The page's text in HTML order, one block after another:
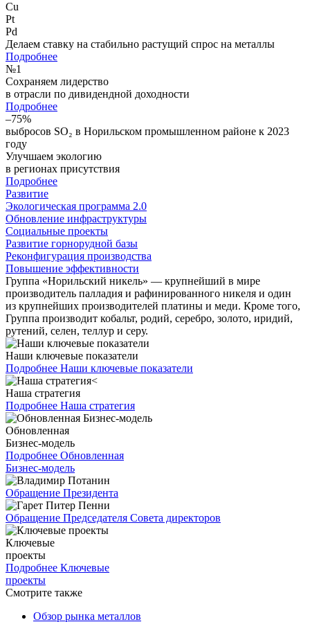
Cu
Pt
Pd
Делаем ставку на стабильно растущий спрос на металлы
Подробнее
№1
Сохраняем лидерство
в отрасли по дивидендной доходности
Подробнее
–75%
выбросов SO₂ в Норильском промышленном районе к 2023
году
Улучшаем экологию
в регионах присутствия
Подробнее
Развитие
Экологическая программа 2.0
Обновление инфраструктуры
Социальные проекты
Развитие горнорудной базы
Реконфигурация производства
Повышение эффективности
Группа «Норильский никель» — крупнейший в мире
производитель палладия и рафинированного никеля и один
из крупнейших производителей платины и меди. Кроме того,
Группа производит кобальт, родий, серебро, золото, иридий,
рутений, селен, теллур и серу.
Наши ключевые показатели
Подробнее Наши ключевые показатели
Наша стратегия
Подробнее Наша стратегия
Обновленная
Бизнес-модель
Подробнее Обновленная
Бизнес-модель
Обращение Президента
Обращение Председателя Совета директоров
Ключевые
проекты
Подробнее Ключевые
проекты
Смотрите также
Обзор рынка металлов